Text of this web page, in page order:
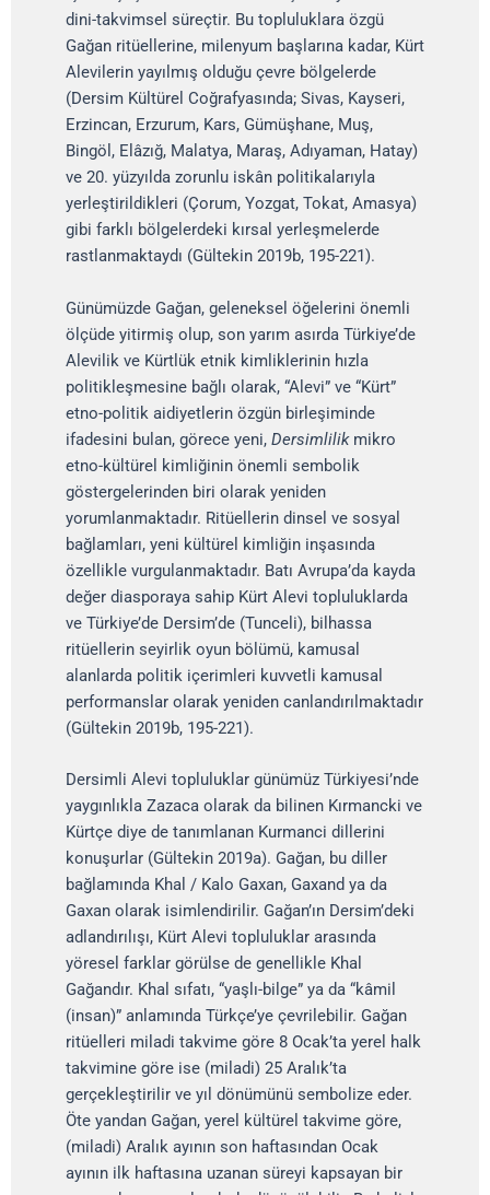
dini-takvimsel süreçtir. Bu topluluklara özgü
Gağan ritüellerine, milenyum başlarına kadar, Kürt
Alevilerin yayılmış olduğu çevre bölgelerde
(Dersim Kültürel Coğrafyasında; Sivas, Kayseri,
Erzincan, Erzurum, Kars, Gümüşhane, Muş,
Bingöl, Elâzığ, Malatya, Maraş, Adıyaman, Hatay)
ve 20. yüzyılda zorunlu iskân politikalarıyla
yerleştirildikleri (Çorum, Yozgat, Tokat, Amasya)
gibi farklı bölgelerdeki kırsal yerleşmelerde
rastlanmaktaydı (Gültekin 2019b, 195-221).
Günümüzde Gağan, geleneksel öğelerini önemli
ölçüde yitirmiş olup, son yarım asırda Türkiye’de
Alevilik ve Kürtlük etnik kimliklerinin hızla
politikleşmesine bağlı olarak, “Alevi” ve “Kürt”
etno-politik aidiyetlerin özgün birleşiminde
ifadesini bulan, görece yeni, Dersimlilikmikro
etno-kültürel kimliğinin önemli sembolik
göstergelerinden biri olarak yeniden
yorumlanmaktadır. Ritüellerin dinsel ve sosyal
bağlamları, yeni kültürel kimliğin inşasında
özellikle vurgulanmaktadır. Batı Avrupa’da kayda
değer diasporaya sahip Kürt Alevi topluluklarda
ve Türkiye’de Dersim’de (Tunceli), bilhassa
ritüellerin seyirlik oyun bölümü, kamusal
alanlarda politik içerimleri kuvvetli kamusal
performanslar olarak yeniden canlandırılmaktadır
(Gültekin 2019b, 195-221).
Dersimli Alevi topluluklar günümüz Türkiyesi’nde
yaygınlıkla Zazaca olarak da bilinen Kırmancki ve
Kürtçe diye de tanımlanan Kurmanci dillerini
konuşurlar (Gültekin 2019a). Gağan, bu diller
bağlamında Khal / Kalo Gaxan, Gaxand ya da
Gaxan olarak isimlendirilir. Gağan’ın Dersim’deki
adlandırılışı, Kürt Alevi topluluklar arasında
yöresel farklar görülse de genellikle Khal
Gağandır. Khal sıfatı, “yaşlı-bilge” ya da “kâmil
(insan)” anlamında Türkçe’ye çevrilebilir. Gağan
ritüelleri miladi takvime göre 8 Ocak’ta yerel halk
takvimine göre ise (miladi) 25 Aralık’ta
gerçekleştirilir ve yıl dönümünü sembolize eder.
Öte yandan Gağan, yerel kültürel takvime göre,
(miladi) Aralık ayının son haftasından Ocak
ayının ilk haftasına uzanan süreyi kapsayan bir